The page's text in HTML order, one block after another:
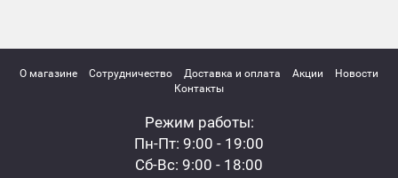
О магазине Сотрудничество Доставка и оплата Акции
Новости
Контакты
Режим работы:
Пн-Пт: 9:00 - 19:00
Сб-Вс: 9:00 - 18:00